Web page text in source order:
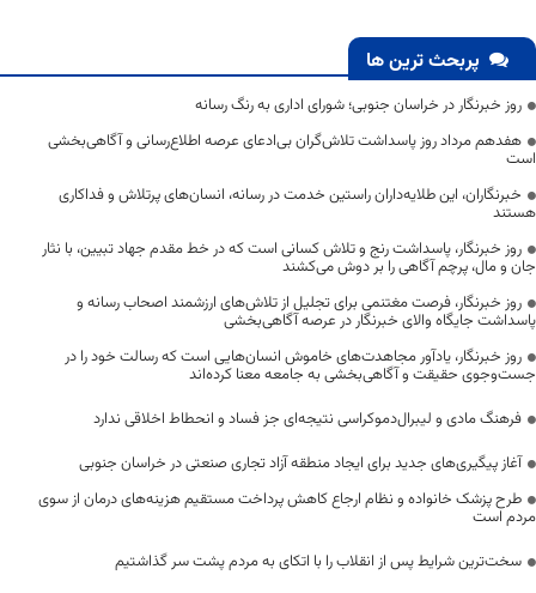
پربحث ترین ها
روز خبرنگار در خراسان جنوبی؛ شورای اداری به رنگ رسانه
هفدهم مرداد روز پاسداشت تلاش‌گران بی‌ادعای عرصه اطلاع‌رسانی و آگاهی‌بخشی
است
خبرنگاران، این طلایه‌داران راستین خدمت در رسانه، انسان‌های پرتلاش و فداکاری
هستند
روز خبرنگار، پاسداشت رنج و تلاش کسانی است که در خط مقدم جهاد تبیین، با نثار
جان و مال، پرچم آگاهی را بر دوش می‌کشند
روز خبرنگار، فرصت مغتنمی برای تجلیل از تلاش‌های ارزشمند اصحاب رسانه و
پاسداشت جایگاه والای خبرنگار در عرصه آگاهی‌بخشی
روز خبرنگار، یادآور مجاهدت‌های خاموش انسان‌هایی است که رسالت خود را در
جست‌وجوی حقیقت و آگاهی‌بخشی به جامعه معنا کرده‌اند
فرهنگ مادی و لیبرال‌دموکراسی نتیجه‌ای جز فساد و انحطاط اخلاقی ندارد
آغاز پیگیری‌های جدید برای ایجاد منطقه آزاد تجاری صنعتی در خراسان جنوبی
طرح پزشک خانواده و نظام ارجاع کاهش پرداخت مستقیم هزینه‌های درمان از سوی
مردم است
سخت‌ترین شرایط پس از انقلاب را با اتکای به مردم پشت سر گذاشتیم